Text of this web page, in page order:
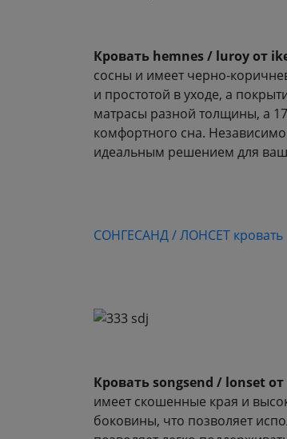
Кровать hemnes / luroy от
сосны и имеет черно-
и простотой в уходе, а
матрасы разной толщины, а
комфортного сна. Независимо
идеальным решением для
СОНГЕСАНД / ЛОНСЕТ кровать
Кровать songsend / lonset
имеет скошенные края и
боковины, что позволяет